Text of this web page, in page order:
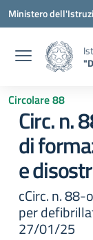
Vai ai contenuti
Vai al menu di
Vai al footer
Ministero
Circolare 88
Circ. n.
di
e
cCirc. n.
per
27/01/25